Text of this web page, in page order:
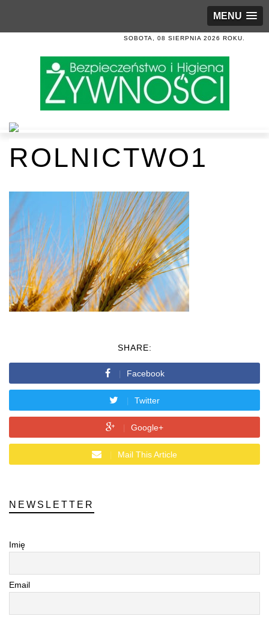
MENU
SOBOTA, 08 SIERPNIA 2026 ROKU.
ROLNICTWO1
SHARE:
Facebook
Twitter
Google+
Mail This Article
NEWSLETTER
Imię
Email